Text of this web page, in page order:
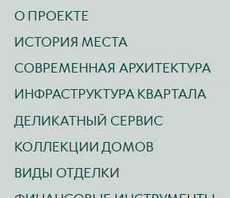
О ПРОЕКТЕ
ИСТОРИЯ МЕСТА
СОВРЕМЕННАЯ АРХИТЕКТУРА
ИНФРАСТРУКТУРА КВАРТАЛА
ДЕЛИКАТНЫЙ СЕРВИС
КОЛЛЕКЦИИ ДОМОВ
ВИДЫ ОТДЕЛКИ